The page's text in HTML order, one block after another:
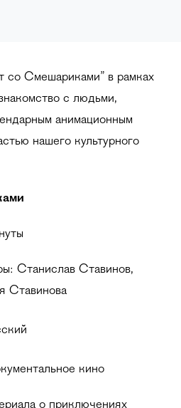
со Смешариками” в рамках
с людьми,
анимационным
нашего культурного
Станислав Ставинов,
Ставинова
кино
о приключениях